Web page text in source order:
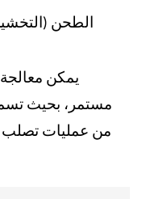
الطحن
يمكن
مستمر، بحيث
من عمليات تصلب